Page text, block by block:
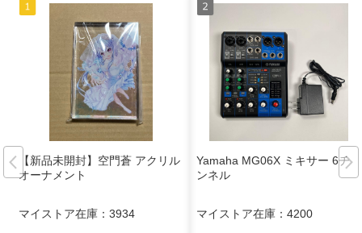
【新品未開封】空門蒼 アクリル
オーナメント
マイストア在庫： 3934
Yamaha MG06X ミキサー 6チャ
ンネル
マイストア在庫： 4200